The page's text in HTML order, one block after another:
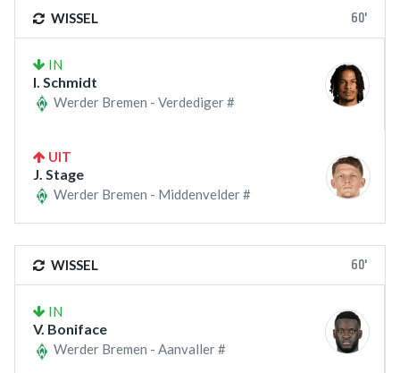
WISSEL 60'
IN
I. Schmidt
Werder Bremen - Verdediger #
UIT
J. Stage
Werder Bremen - Middenvelder #
WISSEL 60'
IN
V. Boniface
Werder Bremen - Aanvaller #